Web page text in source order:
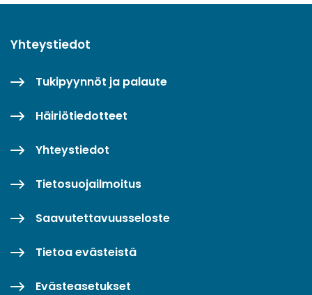
Yhteystiedot
Tukipyynnöt ja palaute
Häiriötiedotteet
Yhteystiedot
Tietosuojailmoitus
Saavutettavuusseloste
Tietoa evästeistä
Evästeasetukset